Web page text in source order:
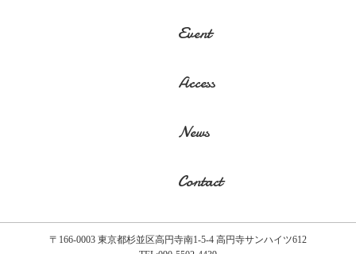
Event
Access
News
Contact
〒166-0003 東京都杉並区高円寺南1-5-4 高円寺サンハイツ612